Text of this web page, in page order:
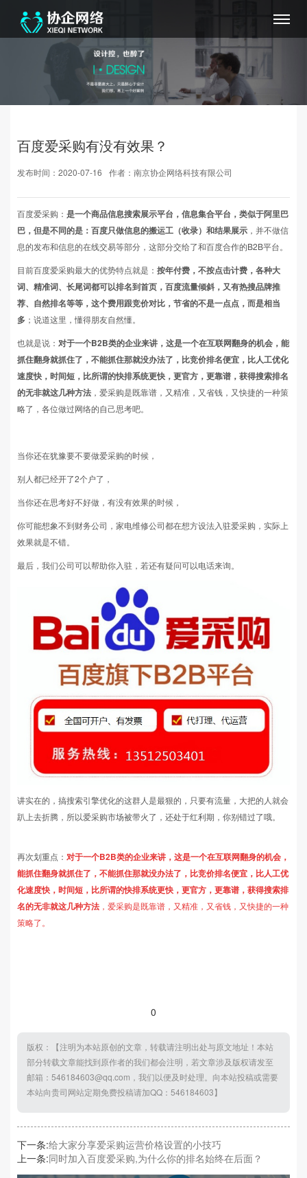
百度爱采购有没有效果？
发布时间：2020-07-16 作者：南京协企网络科技有限公司
百度爱采购： 是一个商品信息搜索展示平台，信息集合平台，类似于阿里巴
巴，但是不同的是：百度只做信息的搬运工（收录）和结果展示 ，并不做信
息的发布和信息的在线交易等部分，这部分交给了和百度合作的B2B平台。
目前百度爱采购最大的优势特点就是： 按年付费，不按点击计费，各种大
词、精准词、长尾词都可以排名到首页，百度流量倾斜，又有热搜品牌推
荐、自然排名等等，这个费用跟竞价对比，节省的不是一点点，而是相当
多 ；说道这里，懂得朋友自然懂。
也就是说： 对于一个B2B类的企业来讲，这是一个在互联网翻身的机会，能
抓住翻身就抓住了，不能抓住那就没办法了，比竞价排名便宜，比人工优化
速度快，时间短，比所谓的快排系统更快，更官方，更靠谱，获得搜索排名
的无非就这几种方法 ，爱采购是既靠谱，又精准，又省钱，又快捷的一种策
略了，各位做过网络的自己思考吧。
当你还在犹豫要不要做爱采购的时候，
别人都已经开了2个户了，
当你还在思考好不好做，有没有效果的时候，
你可能想象不到财务公司，家电维修公司都在想方设法入驻爱采购，实际上
效果就是不错。
最后，我们公司可以帮助你入驻，若还有疑问可以电话来询。
讲实在的，搞搜索引擎优化的这群人是最狠的，只要有流量，大把的人就会
趴上去折腾，所以爱采购市场被带火了，还处于红利期，你别错过了哦。
再次划重点： 对于一个B2B类的企业来讲，这是一个在互联网翻身的机会，
能抓住翻身就抓住了，不能抓住那就没办法了，比竞价排名便宜，比人工优
化速度快，时间短，比所谓的快排系统更快，更官方，更靠谱，获得搜索排
名的无非就这几种方法 ，爱采购是既靠谱，又精准，又省钱，又快捷的一种
策略了 。
0
版权：【注明为本站原创的文章，转载请注明出处与原文地址！本站
部分转载文章能找到原作者的我们都会注明，若文章涉及版权请发至
邮箱：546184603@qq.com，我们以便及时处理。向本站投稿或需要
本站向贵司网站定期免费投稿请加QQ：546184603】
下一条:给大家分享爱采购运营价格设置的小技巧
上一条:同时加入百度爱采购,为什么你的排名始终在后面？